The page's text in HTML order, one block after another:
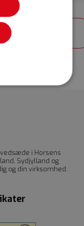
i Horsens
Sydjylland og
og din virksomhed.